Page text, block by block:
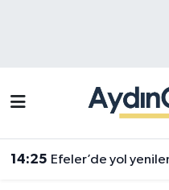
14:25 Efeler’de yol yenileme
Efeler Trafik
Süper Lig Puan